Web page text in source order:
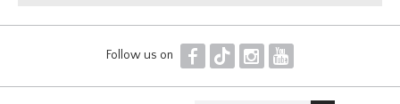
Follow us on F T I Y